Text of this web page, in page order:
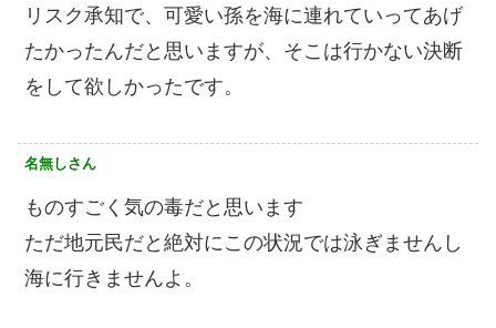
リスク承知で、可愛い孫を海に連れていってあげ
たかったんだと思いますが、そこは行かない決断
をして欲しかったです。
名無しさん
ものすごく気の毒だと思います
ただ地元民だと絶対にこの状況では泳ぎませんし
海に行きませんよ。